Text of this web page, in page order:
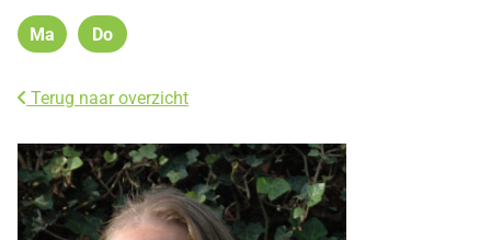
Maandag
Ma Donderdag
Do
Terug naar overzicht